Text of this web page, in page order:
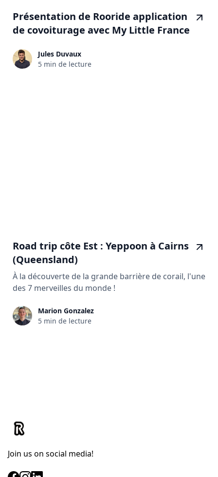
Présentation de Rooride application
de covoiturage avec My Little France
Jules Duvaux
5 min de lecture
Road trip côte Est : Yeppoon à Cairns
(Queensland)
À la découverte de la grande barrière de corail, l'une
des 7 merveilles du monde !
Marion Gonzalez
5 min de lecture
Join us on social media!